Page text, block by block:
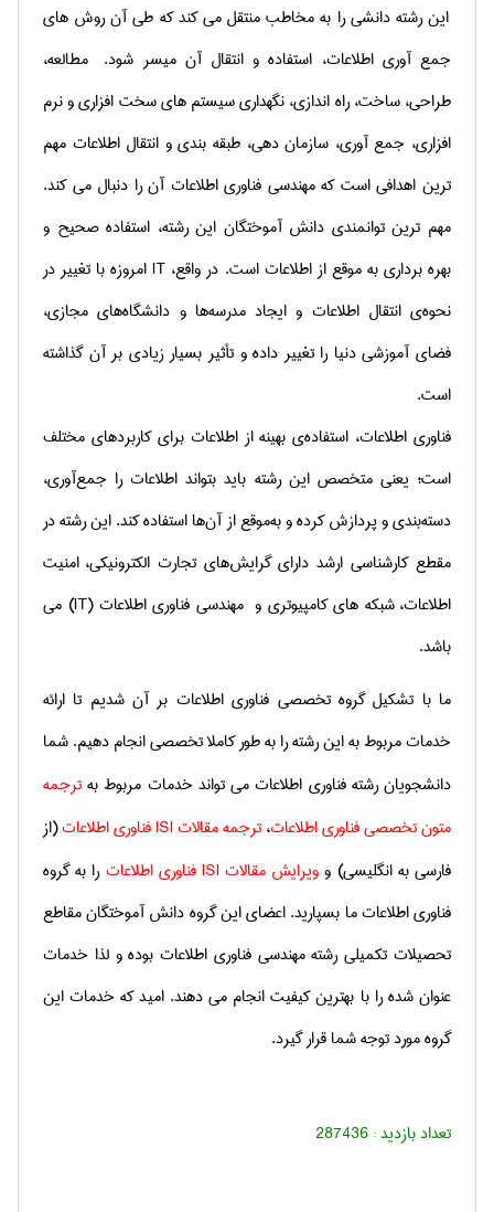
این رشته دانشی را به مخاطب منتقل می کند که طی آن روش های
جمع آوری اطلاعات، استفاده و انتقال آن میسر شود. مطالعه،
طراحی، ساخت، راه اندازی، نگهداری سیستم های سخت افزاری و نرم
افزاری، جمع آوری، سازمان دهی، طبقه بندی و انتقال اطلاعات مهم
ترین اهدافی است که مهندسی فناوری اطلاعات آن را دنبال می کند.
مهم ترین توانمندی دانش آموختگان این رشته، استفاده صحیح و
بهره برداری به موقع از اطلاعات است. در واقع، IT امروزه با تغییر در
نحوه‌ی انتقال اطلاعات و ایجاد مدرسه‌ها و دانشگاه‌های مجازی،
فضای آموزشی دنیا را تغییر داده و تأثیر بسیار زیادی بر آن گذاشته
است.
فناوری اطلاعات، استفاده‌ی بهینه از اطلاعات برای كاربردهای مختلف
است؛ یعنی متخصص این رشته باید بتواند اطلاعات را جمع‌‌آوری،
دسته‌بندی و پردازش كرده و به‌موقع از آن‌ها استفاده كند.این رشته در
مقطع کارشناسی ارشد دارای گرایش‌های تجارت الکترونیکی، امنیت
اطلاعات، شبکه های کامپیوتری و مهندسی فناوری اطلاعات (IT) می
باشد.
ما با تشکیل گروه تخصصی فناوری اطلاعات بر آن شدیم تا ارائه
خدمات مربوط به این رشته را به طور کاملا تخصصی انجام دهیم. شما
دانشجویان رشته فناوری اطلاعات می تواند خدمات مربوط بهترجمه
متون تخصصی فناوری اطلاعات،ترجمه مقالاتISIفناوری اطلاعات(از
فارسی به انگلیسی) وویرایش مقالاتISIفناوری اطلاعاترا به گروه
فناوری اطلاعات ما بسپارید. اعضای این گروه دانش آموختگان مقاطع
تحصیلات تکمیلی رشته مهندسی فناوری اطلاعات بوده و لذا خدمات
عنوان شده را با بهترین کیفیت انجام می دهند. امید که خدمات این
گروه مورد توجه شما قرار گیرد.
تعداد بازدید :287436